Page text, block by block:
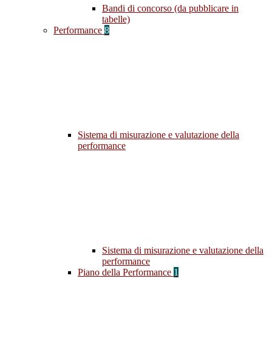
Bandi di concorso (da pubblicare in
tabelle)
Performance 8
Sistema di misurazione e valutazione della
performance
Sistema di misurazione e valutazione della
performance
Piano della Performance 1